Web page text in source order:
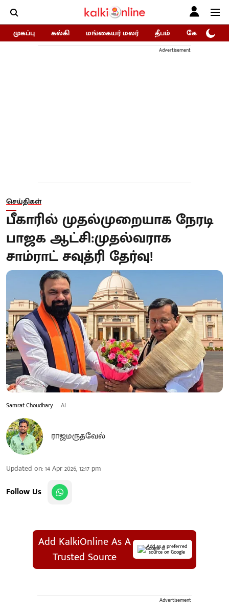
முகப்பு கல்கி மங்கையர் மலர் தீபம் கோகுலம்/
Advertisement
செய்திகள்
பீகாரில் முதல்முறையாக நேரடி
பாஜக ஆட்சி:முதல்வராக
சாம்ராட் சவுத்ரி தேர்வு!
Samrat Choudhary AI
ராஜமருதவேல்
Updated on:14 Apr 2026, 12:17 pm
Follow Us
Add KalkiOnline As A
Trusted Source
Add as a preferred
source on Google
Advertisement